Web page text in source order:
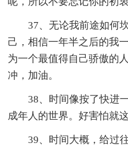
37、无论我前途如何坎
己，相信一年半之后的我
为一个最值得自己骄傲的
冲，加油。
38、时间像按了快进一
成年人的世界。好害怕就
39、时间大概，给过往